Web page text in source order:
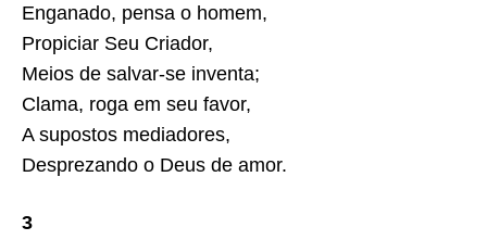
Enganado, pensa o homem,
Propiciar Seu Criador,
Meios de salvar-se inventa;
Clama, roga em seu favor,
A supostos mediadores,
Desprezando o Deus de amor.
3